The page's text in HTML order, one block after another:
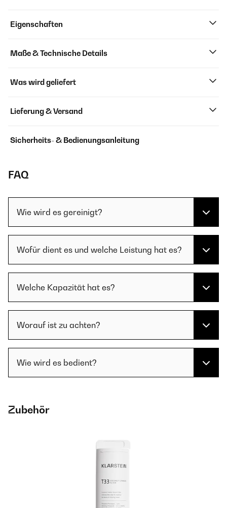
Eigenschaften
Maße & Technische Details
Was wird geliefert
Lieferung & Versand
Sicherheits- & Bedienungsanleitung
FAQ
Wie wird es gereinigt?
Wofür dient es und welche Leistung hat es?
Welche Kapazität hat es?
Worauf ist zu achten?
Wie wird es bedient?
Zubehör